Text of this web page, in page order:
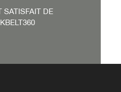
SATISFAIT DE